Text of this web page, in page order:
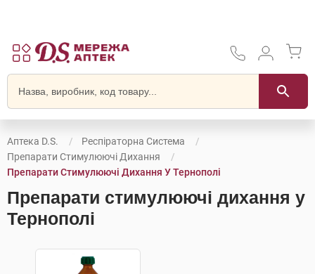
Аптека D.S.
Респіраторна Система
Препарати Стимулюючі Дихання
Препарати Стимулюючі Дихання У Тернополі
Препарати стимулюючі дихання у
Тернополі